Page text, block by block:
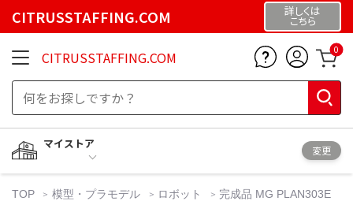
CITRUSSTAFFING.COM 詳しくは
こちら
CITRUSSTAFFING.COM 0
マイストア
変更
TOP 模型・プラモデル ロボット
完成品 MG PLAN303E